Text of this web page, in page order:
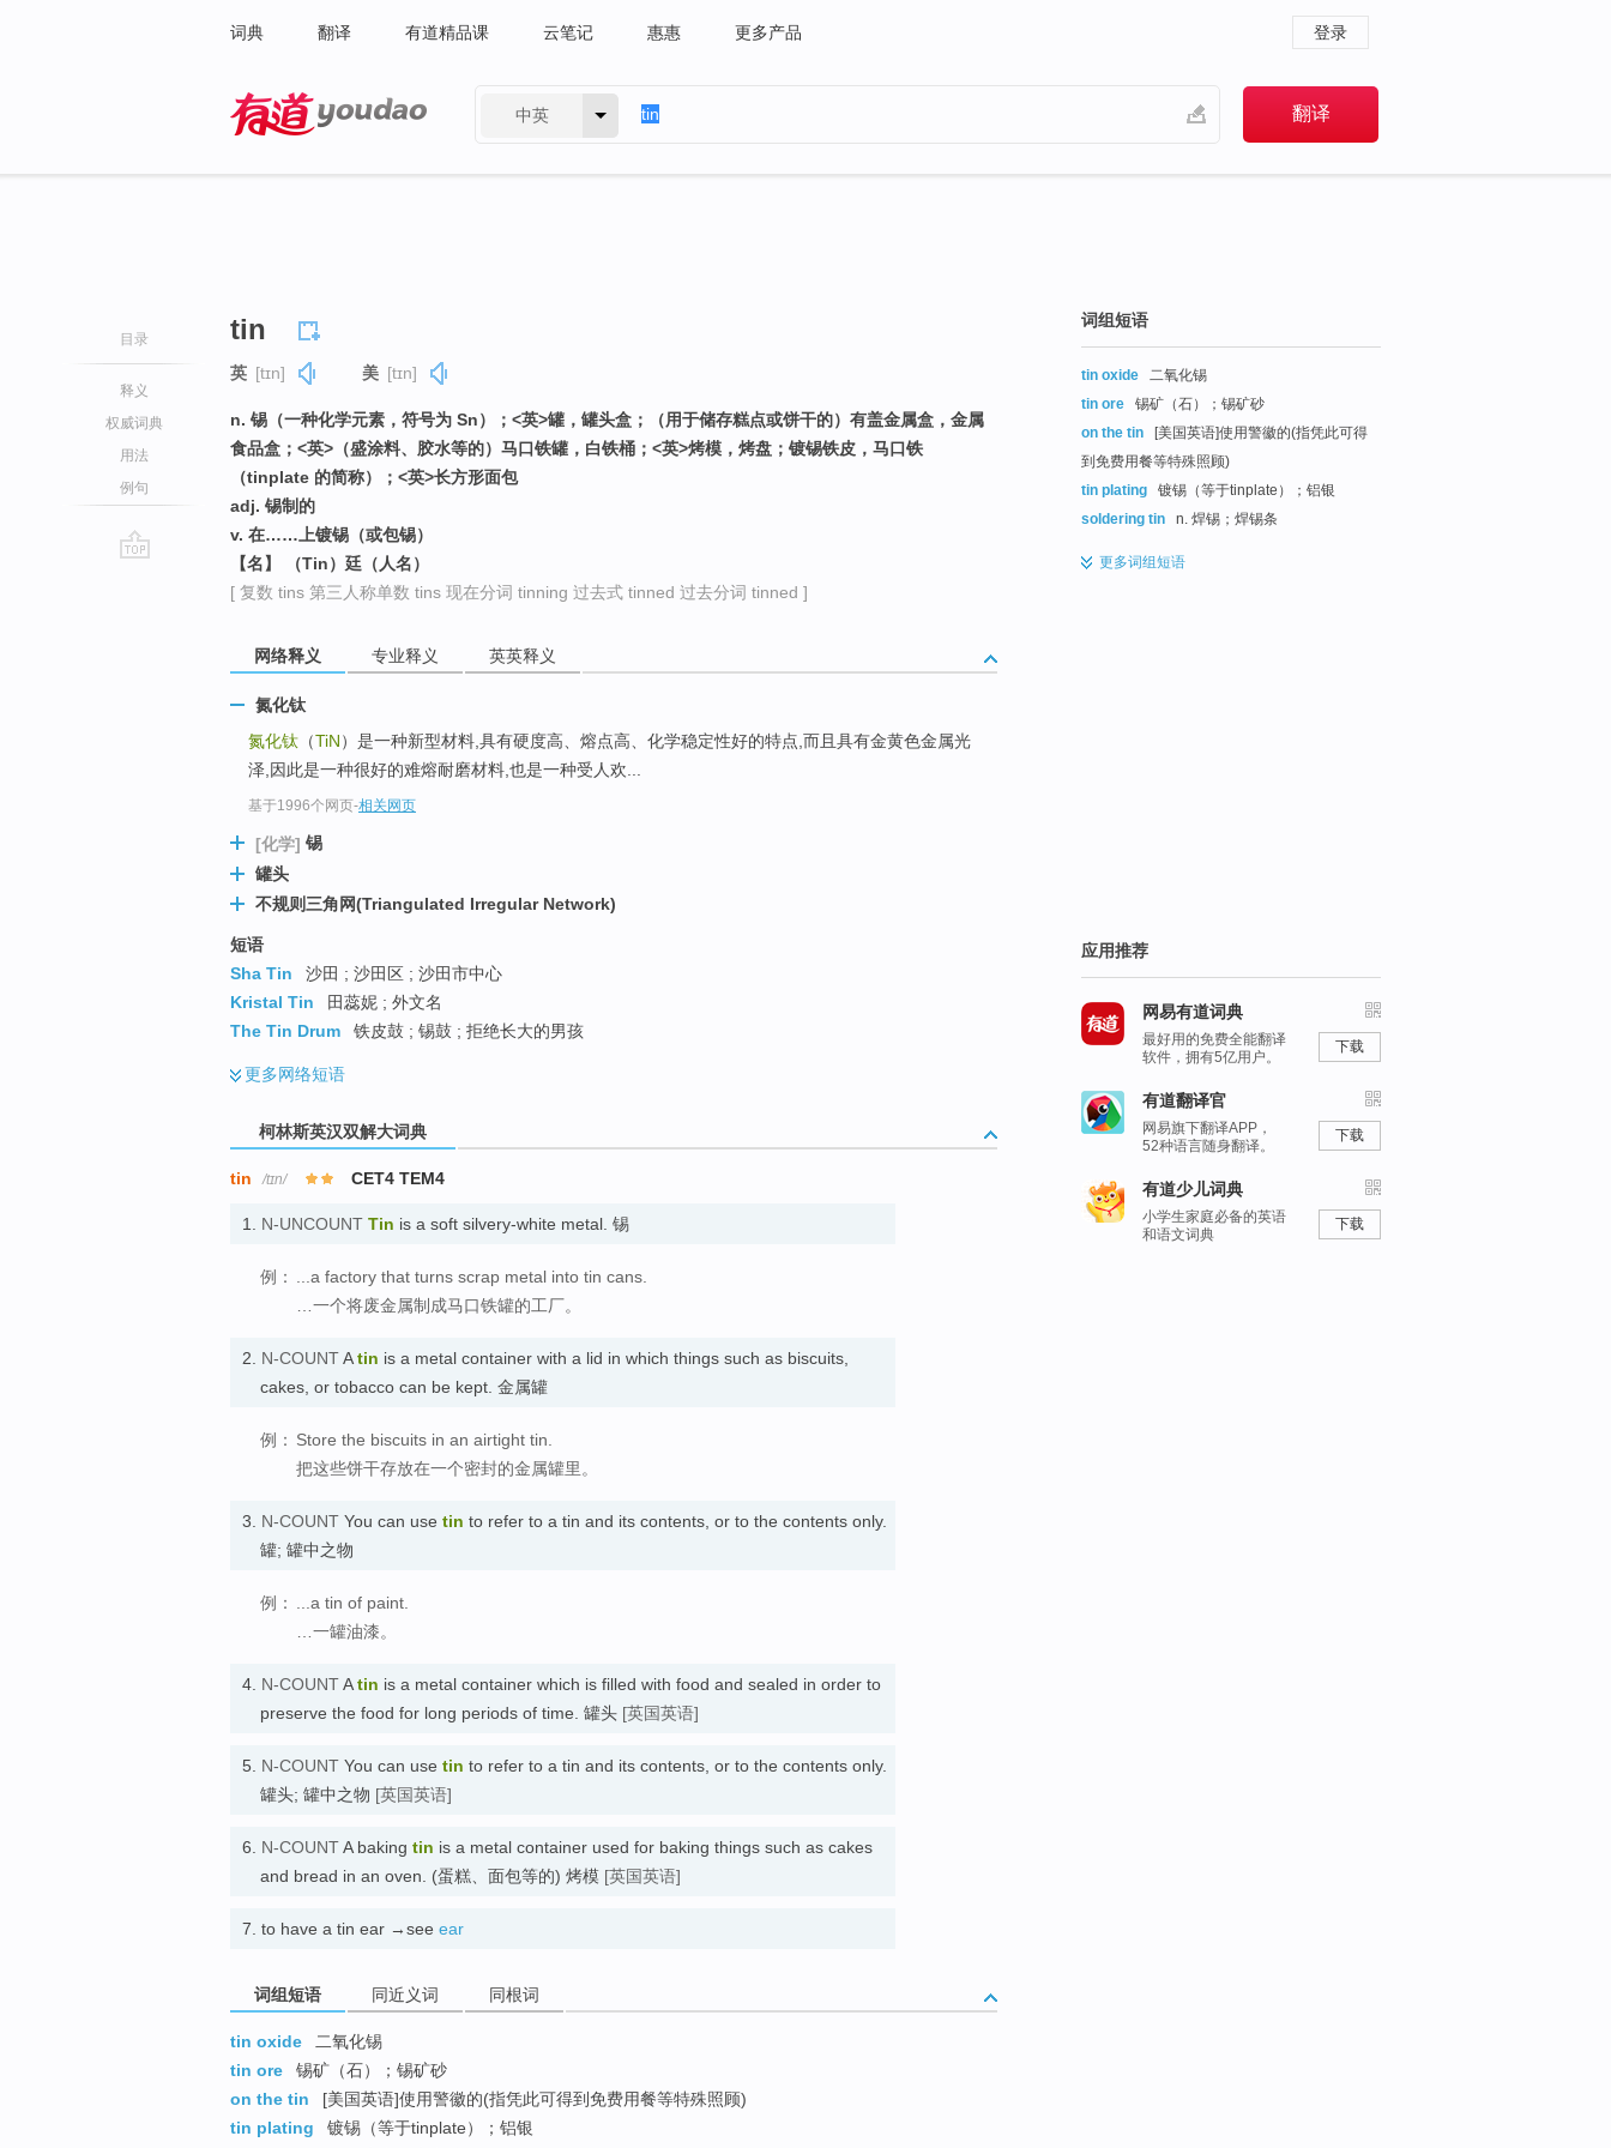
词典 翻译 有道精品课 云笔记 惠惠 更多产品 登录
中英
目录
释义
权威词典
用法
例句
tin
英 [tɪn] 美 [tɪn]
n. 锡（一种化学元素，符号为 Sn）；<英>罐，罐头盒；（用于储存糕点或饼干的）有盖金属盒，金属
食品盒；<英>（盛涂料、胶水等的）马口铁罐，白铁桶；<英>烤模，烤盘；镀锡铁皮，马口铁
（tinplate 的简称）；<英>长方形面包
adj. 锡制的
v. 在……上镀锡（或包锡）
【名】 （Tin）廷（人名）
[ 复数 tins 第三人称单数 tins 现在分词 tinning 过去式 tinned 过去分词 tinned ]
网络释义 专业释义 英英释义
氮化钛
氮化钛 （TiN）是一种新型材料,具有硬度高、熔点高、化学稳定性好的特点,而且具有金黄色金属光
泽,因此是一种很好的难熔耐磨材料,也是一种受人欢...
基于1996个网页-相关网页
[化学] 锡
罐头
不规则三角网(Triangulated Irregular Network)
短语
Sha Tin
沙田 ; 沙田区 ; 沙田市中心
Kristal Tin
田蕊妮 ; 外文名
The Tin Drum
铁皮鼓 ; 锡鼓 ; 拒绝长大的男孩
更多网络短语
柯林斯英汉双解大词典
tin /tɪn/ CET4 TEM4
1. N-UNCOUNT Tin is a soft silvery-white metal. 锡
例：
...a factory that turns scrap metal into tin cans.
…一个将废金属制成马口铁罐的工厂。
2. N-COUNTAtin is a metal container with a lid in which things such as biscuits,
cakes, or tobacco can be kept. 金属罐
例： Store the biscuits in an airtight tin.
把这些饼干存放在一个密封的金属罐里。
3. N-COUNT You can use tin to refer to a tin and its contents, or to the contents only.
罐; 罐中之物
例：
...a tin of paint.
…一罐油漆。
4. N-COUNTAtin is a metal container which is filled with food and sealed in order to
preserve the food for long periods of time. 罐头 [英国英语]
5. N-COUNT You can use tin to refer to a tin and its contents, or to the contents only.
罐头; 罐中之物 [英国英语]
6. N-COUNTA baking tin is a metal container used for baking things such as cakes
and bread in an oven. (蛋糕、面包等的) 烤模 [英国英语]
7. to have a tin ear →see ear
词组短语 同近义词 同根词
tin oxide
二氧化锡
tin ore
锡矿（石）；锡矿砂
on the tin
[美国英语]使用警徽的(指凭此可得到免费用餐等特殊照顾)
tin plating
镀锡（等于tinplate）；铝银
词组短语
tin oxide
二氧化锡
tin ore
锡矿（石）；锡矿砂
on the tin
[美国英语]使用警徽的(指凭此可得
到免费用餐等特殊照顾)
tin plating
镀锡（等于tinplate）；铝银
soldering tin
n. 焊锡；焊锡条
更多词组短语
应用推荐